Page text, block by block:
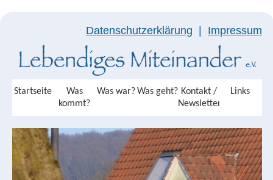
Datenschutzerklärung Impressum
Startseite
Was
kommt?
Was war? Was geht? Kontakt /
Newsletter
Links